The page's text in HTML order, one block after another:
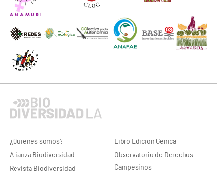
¿Quiénes somos?
Alianza Biodiversidad
Revista Biodiversidad
Libro Edición Génica
Observatorio de Derechos
Campesinos